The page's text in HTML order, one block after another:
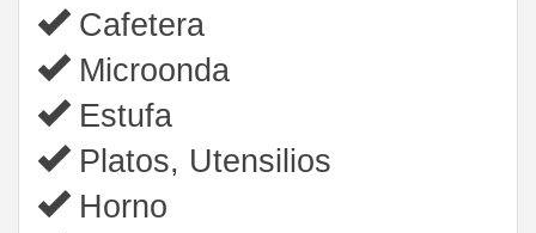
Cafetera
Microonda
Estufa
Platos, Utensilios
Horno